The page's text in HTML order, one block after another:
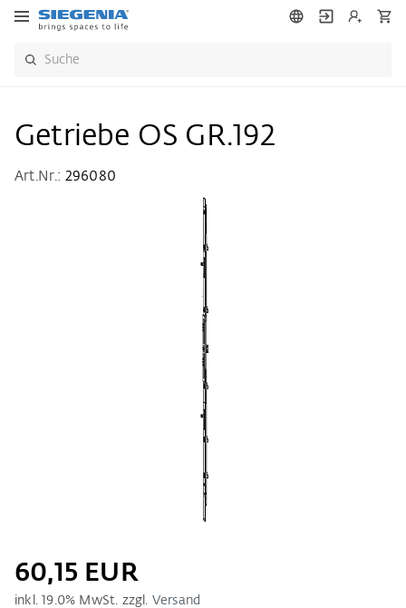
Getriebe OS GR.192
Art.Nr.: 296080
60,15 EUR
inkl. 19.0% MwSt. zzgl. Versand